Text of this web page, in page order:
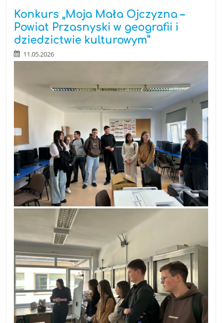
SPARTAKIADZIE:
Konkurs „Moja Mała Ojczyzna –
Powiat Przasnyski w geografii i
dziedzictwie kulturowym”
11.05.2026